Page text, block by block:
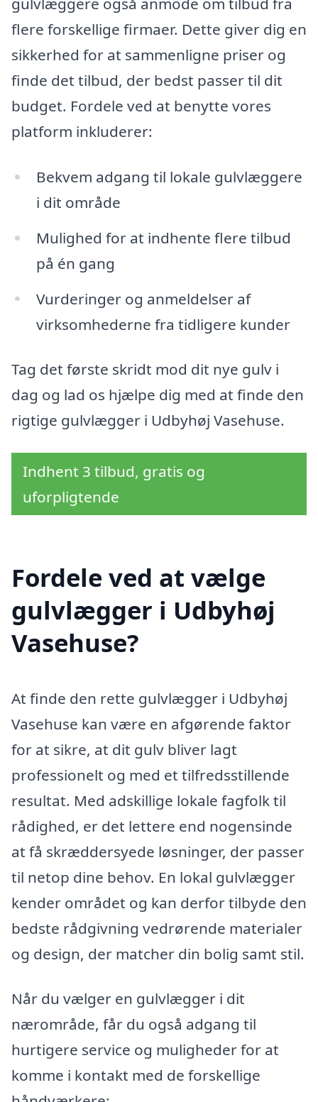
flere forskellige firmaer. Dette giver dig en
sikkerhed for at sammenligne priser og
finde det tilbud, der bedst passer til dit
budget. Fordele ved at benytte vores
platform inkluderer:
Bekvem adgang til lokale gulvlæggere
i dit område
Mulighed for at indhente flere tilbud
på én gang
Vurderinger og anmeldelser af
virksomhederne fra tidligere kunder
Tag det første skridt mod dit nye gulv i
dag og lad os hjælpe dig med at finde den
rigtige gulvlægger i Udbyhøj Vasehuse.
Indhent 3 tilbud, gratis og
uforpligtende
Fordele ved at vælge
gulvlægger i Udbyhøj
Vasehuse?
At finde den rette gulvlægger i Udbyhøj
Vasehuse kan være en afgørende faktor
for at sikre, at dit gulv bliver lagt
professionelt og med et tilfredsstillende
resultat. Med adskillige lokale fagfolk til
rådighed, er det lettere end nogensinde
at få skræddersyede løsninger, der passer
til netop dine behov. En lokal gulvlægger
kender området og kan derfor tilbyde den
bedste rådgivning vedrørende materialer
og design, der matcher din bolig samt stil.
Når du vælger en gulvlægger i dit
nærområde, får du også adgang til
hurtigere service og muligheder for at
komme i kontakt med de forskellige